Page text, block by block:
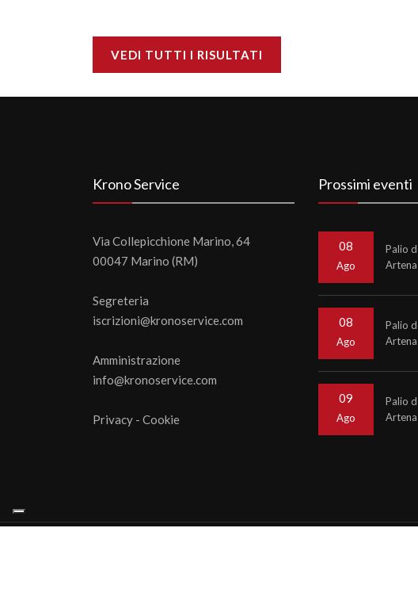
VEDI TUTTI I RISULTATI
Krono Service
Via Collepicchione Marino, 64
00047 Marino (RM)
Segreteria
iscrizioni@kronoservice.com
Amministrazione
info@kronoservice.com
Privacy - Cookie
Prossimi eventi
08
Ago
Palio
Artena
08
Ago
Palio
09
Ago
Palio